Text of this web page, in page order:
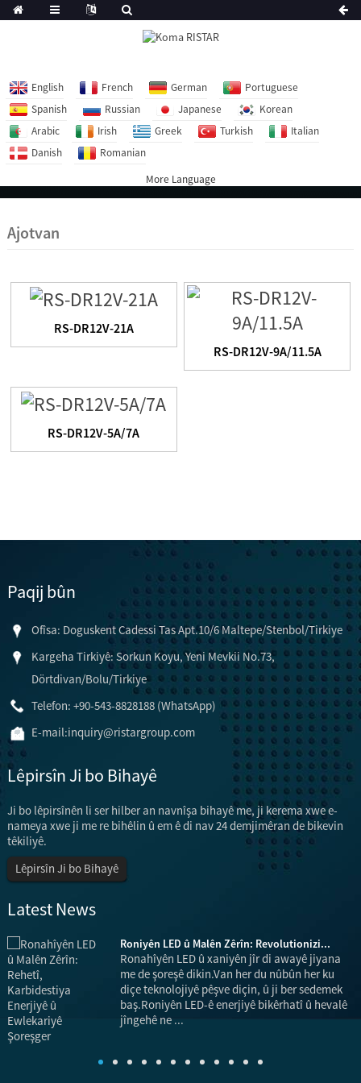
English French German
Portuguese
Spanish
Russian Japanese
Korean
Arabic
Irish Greek Turkish
Italian
Danish
Romanian
More Language
Ajotvan
RS-DR12V-21A
RS-DR12V-9A/11.5A
RS-DR12V-5A/7A
Paqij bûn
Ofîsa: Doguskent Cadessi Tas Apt.10/6 Maltepe/Stenbol/Tirkiye
Kargeha Tirkiyê: Sorkun Koyu, Yeni Mevkii No.73,
Dörtdivan/Bolu/Tirkiye
Telefon: +90-543-8828188 (WhatsApp)
E-mail:inquiry@ristargroup.com
Lêpirsîn Ji bo Bihayê
Ji bo lêpirsînên li ser hilber an navnîşa bihayê me, ji kerema xwe e-
nameya xwe ji me re bihêlin û em ê di nav 24 demjimêran de bikevin
têkiliyê.
Lêpirsîn Ji bo Bihayê
Latest News
Roniyên LED û Malên Zêrîn: Revolutionizi...
Ronahîyên LED û xaniyên jîr di awayê jiyana
me de şoreşê dikin.Van her du nûbûn her ku
diçe teknolojiyê pêşve diçin, û ji ber sedemek
baş.Roniyên LED-ê enerjiyê bikêrhatî û hevalê
jîngehê ne ...